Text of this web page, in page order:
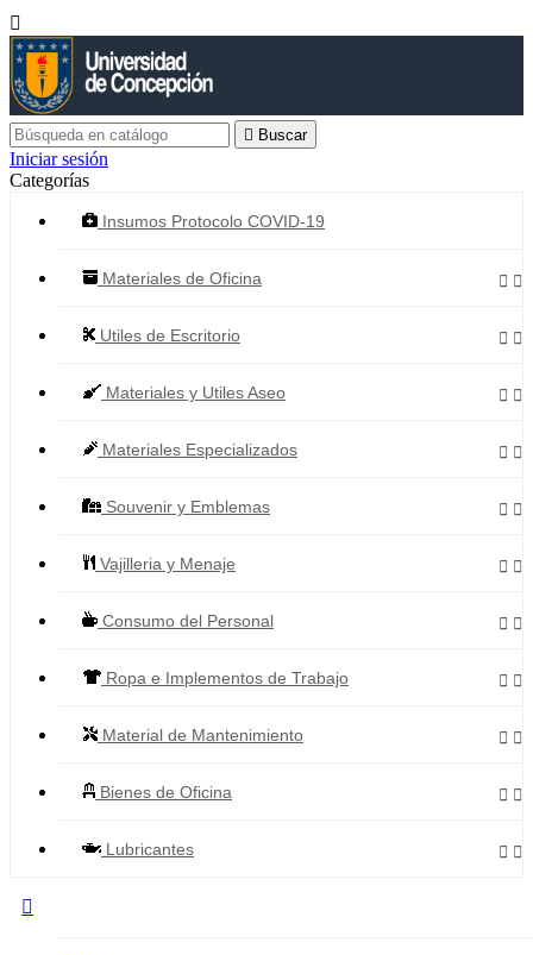

 Buscar
Iniciar sesión
Categorías
Insumos Protocolo COVID-19
Materiales de Oficina  
Utiles de Escritorio  
Materiales y Utiles Aseo  
Materiales Especializados  
Souvenir y Emblemas  
Vajilleria y Menaje  
Consumo del Personal  
Ropa e Implementos de Trabajo  
Material de Mantenimiento  
Bienes de Oficina  
Lubricantes  
